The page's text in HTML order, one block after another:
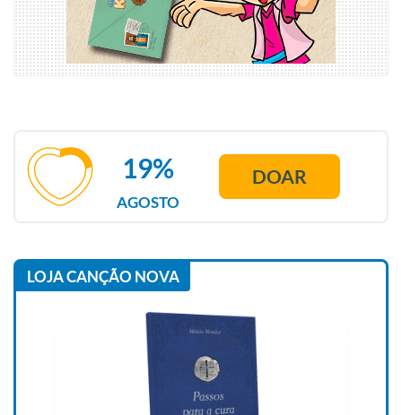
AGOSTO
19% DOAR
LOJA CANÇÃO NOVA